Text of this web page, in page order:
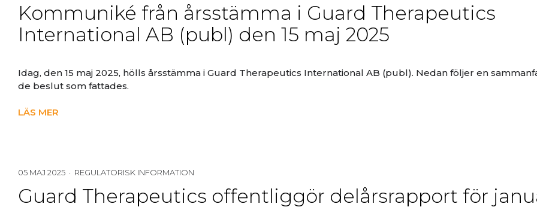
Kommuniké från årsstämma i Guard Therapeutics
International AB (publ) den 15 maj 2025
Idag, den 15 maj 2025, hölls årsstämma i Guard Therapeutics International AB (publ). Nedan följer en
de beslut som fattades.
LÄS MER
05 MAJ 2025 · REGULATORISK INFORMATION
Guard Therapeutics offentliggör delårsrapport för